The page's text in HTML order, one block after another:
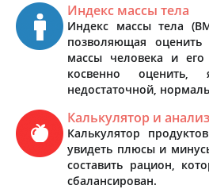
Индекс массы тела
Индекс массы тела
позволяющая оценить
массы человека и
косвенно оценить,
недостаточной,
Калькулятор и
Калькулятор
увидеть плюсы и
составить рацион,
сбалансирован.